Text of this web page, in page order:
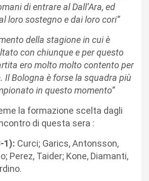
di entrare al Dall’Ara, ed
loro sostegno e dai loro cori”
della stagione in cui è
con chiunque e per questo
ero molto molto contento per
Il Bologna è forse la squadra più
in questo momento”
la formazione scelta dagli
di questa sera :
1): Curci; Garics, Antonsson,
Perez, Taider; Kone, Diamanti,